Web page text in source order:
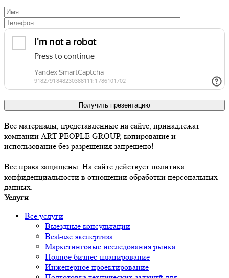
Получить презентацию
Все материалы, представленные на сайте, принадлежат
компании ART PEOPLE GROUP, копирование и
использование без разрешения запрещено!
Все права защищены. На сайте действует политика
конфиденциальности в отношении обработки персональных
данных.
Услуги
Все услуги
Выездные консультации
Best-use экспертиза
Маркетинговые исследования рынка
Полное бизнес-планирование
Инженерное проектирование